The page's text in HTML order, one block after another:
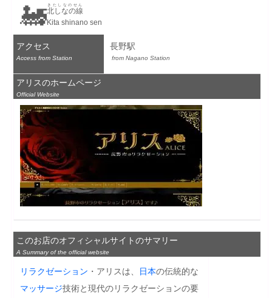
🚂北しなの線
きたしなのせん
Kita shinano sen
アクセス
Access from Station
長野駅
from Nagano Station
アリスのホームページ
Official Website
このお店のオフィシャルサイトのサマリー
A Summary of the official website
リラクゼーション ・アリスは、 日本の伝統的な
マッサージ技術と現代のリラクゼーションの要